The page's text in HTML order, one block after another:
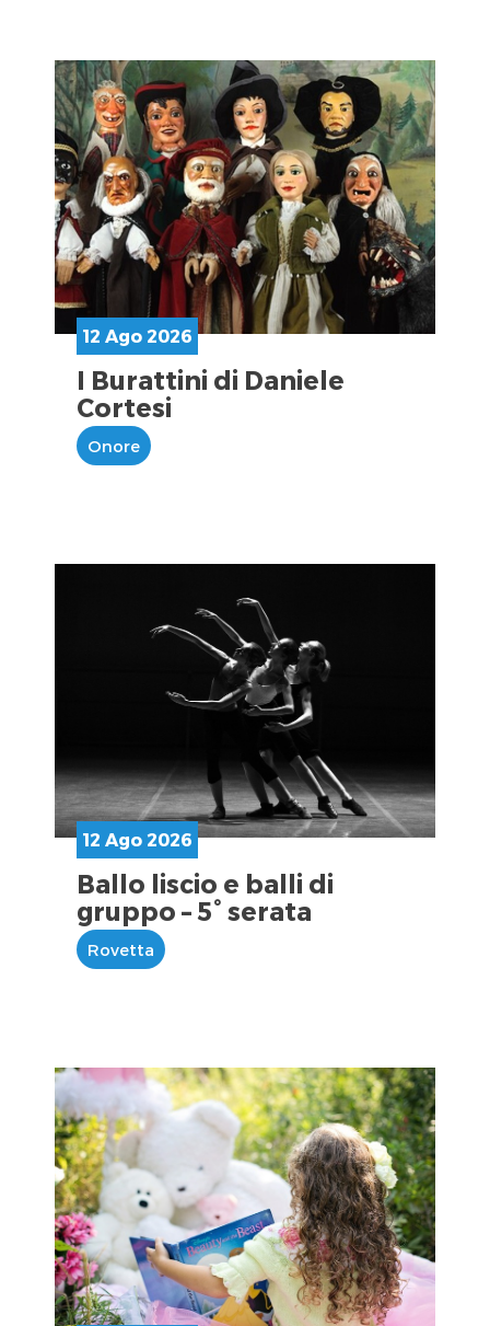
12 Ago 2026
I Burattini di Daniele
Cortesi
Onore
12 Ago 2026
Ballo liscio e balli di
gruppo – 5° serata
Rovetta